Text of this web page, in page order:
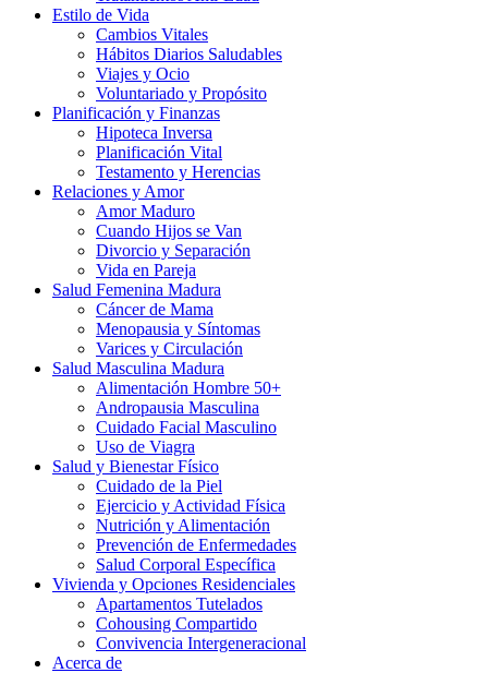
Estilo de Vida
Cambios Vitales
Hábitos Diarios Saludables
Viajes y Ocio
Voluntariado y Propósito
Planificación y Finanzas
Hipoteca Inversa
Planificación Vital
Testamento y Herencias
Relaciones y Amor
Amor Maduro
Cuando Hijos se Van
Divorcio y Separación
Vida en Pareja
Salud Femenina Madura
Cáncer de Mama
Menopausia y Síntomas
Varices y Circulación
Salud Masculina Madura
Alimentación Hombre 50+
Andropausia Masculina
Cuidado Facial Masculino
Uso de Viagra
Salud y Bienestar Físico
Cuidado de la Piel
Ejercicio y Actividad Física
Nutrición y Alimentación
Prevención de Enfermedades
Salud Corporal Específica
Vivienda y Opciones Residenciales
Apartamentos Tutelados
Cohousing Compartido
Convivencia Intergeneracional
Acerca de